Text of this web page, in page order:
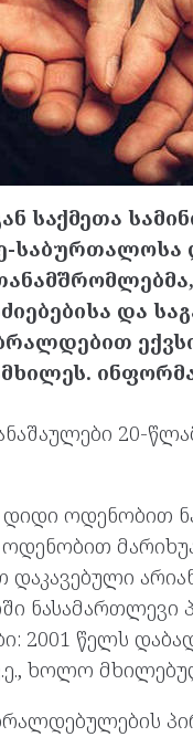
საქმეთა
და
20-
ოდენობით
ოდენობით
ნასამართლევი
2001 წელს
ხოლო